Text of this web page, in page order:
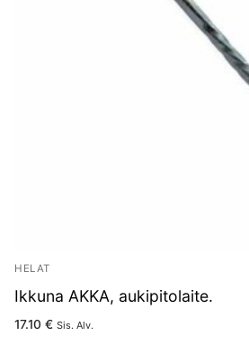
HELAT
Ikkuna AKKA, aukipitolaite.
17.10 € Sis. Alv.